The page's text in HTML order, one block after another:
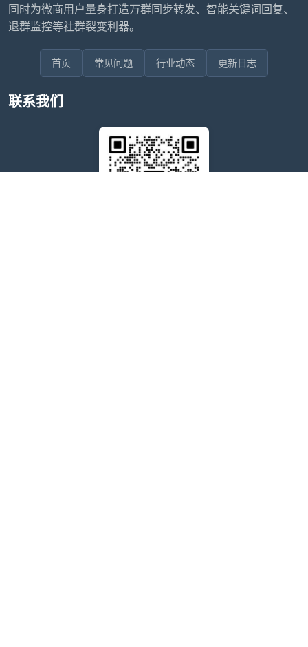
同时为微商用户量身打造万群同步转发、智能关键词回复、
退群监控等社群裂变利器。
首页 常见问题 行业动态 更新日志
联系我们